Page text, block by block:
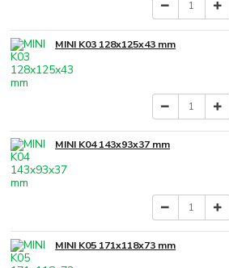
MINI K03 128x125x43 mm
MINI K04 143x93x37 mm
MINI K05 171x118x73 mm